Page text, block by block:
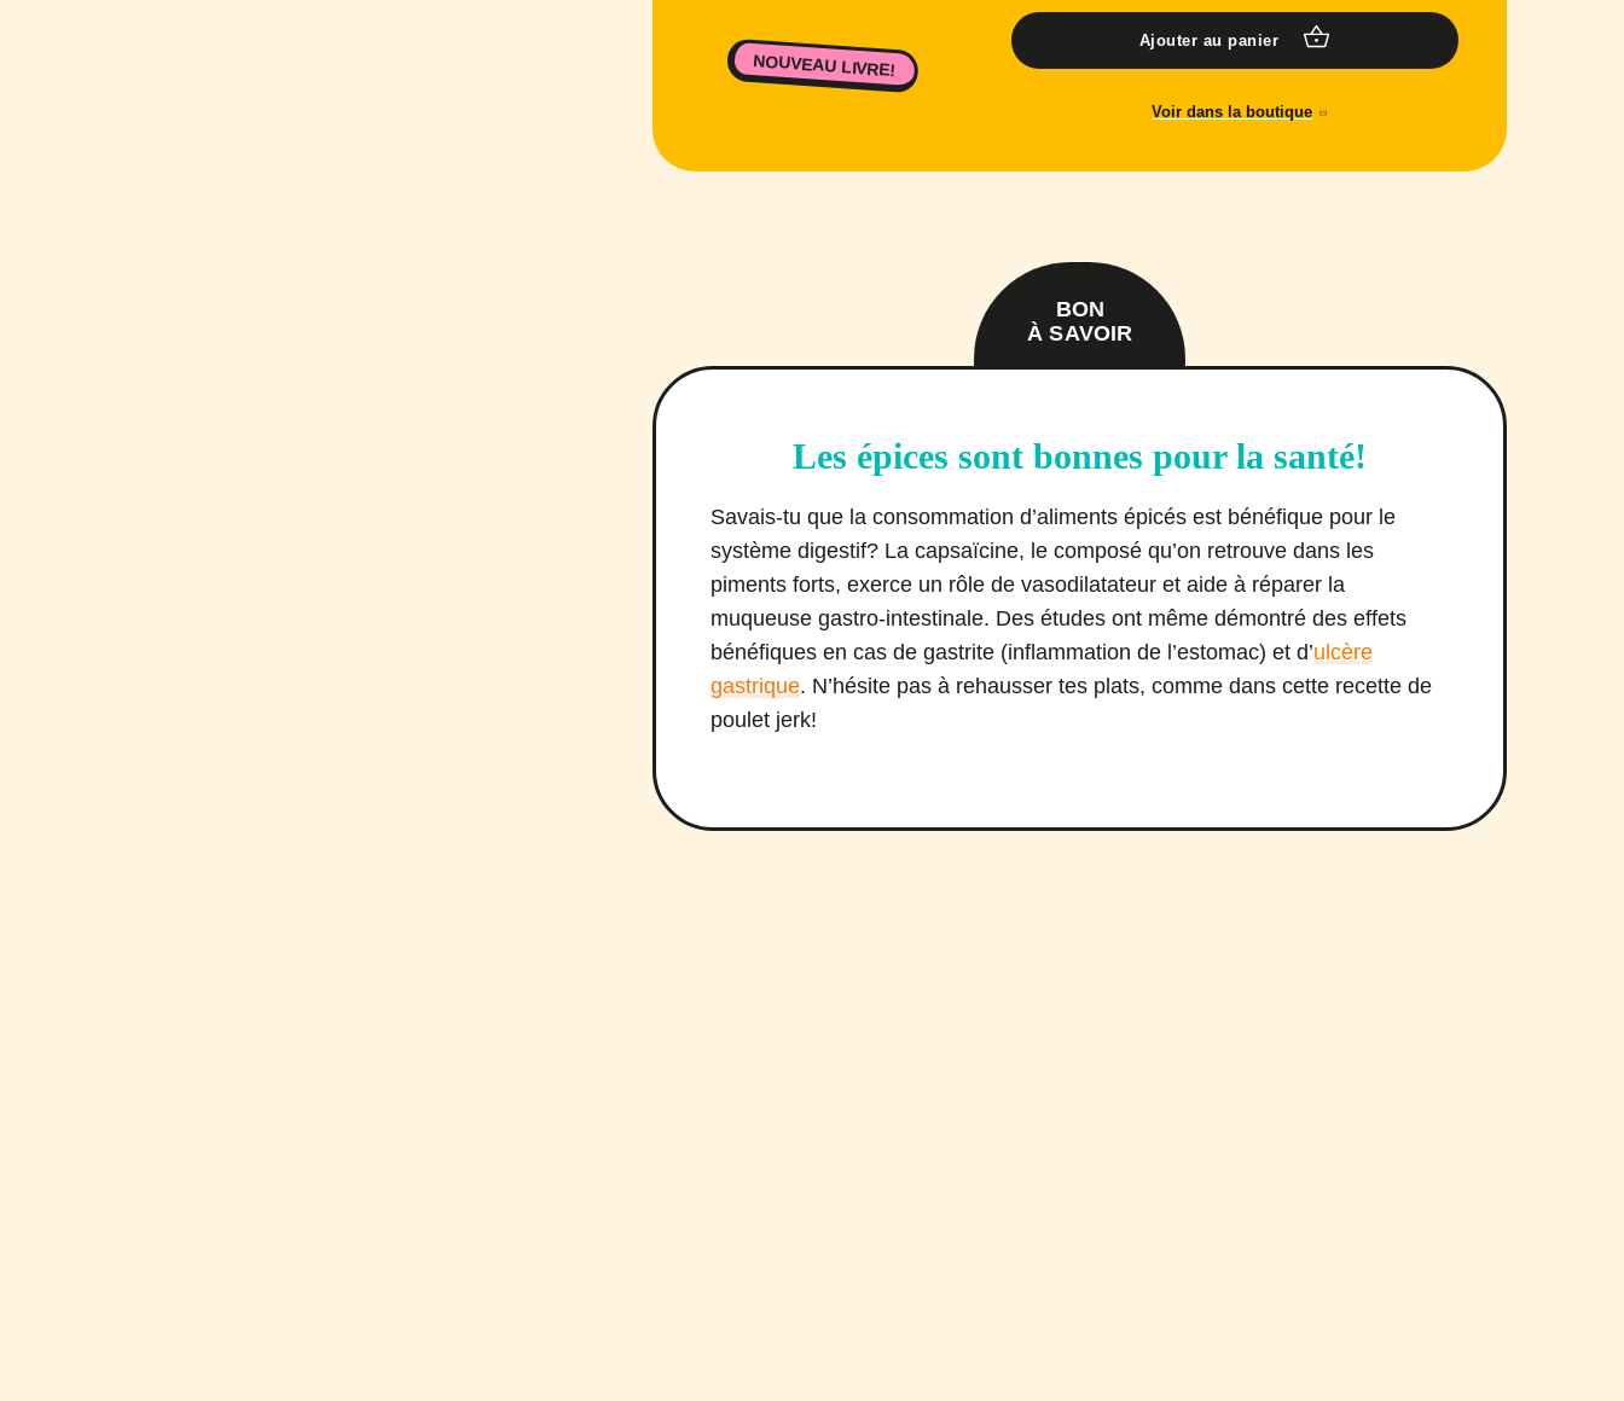
Ajouter au panier
Voir dans la boutique
NOUVEAU LIVRE!
BON
À SAVOIR
Les épices sont bonnes pour la santé!
Savais-tu que la consommation d’aliments épicés est bénéfique pour le
système digestif? La capsaïcine, le composé qu’on retrouve dans les
piments forts, exerce un rôle de vasodilatateur et aide à réparer la
muqueuse gastro-intestinale. Des études ont même démontré des effets
bénéfiques en cas de gastrite (inflammation de l’estomac) et d’ulcère
gastrique. N’hésite pas à rehausser tes plats, comme dans cette recette de
poulet jerk!